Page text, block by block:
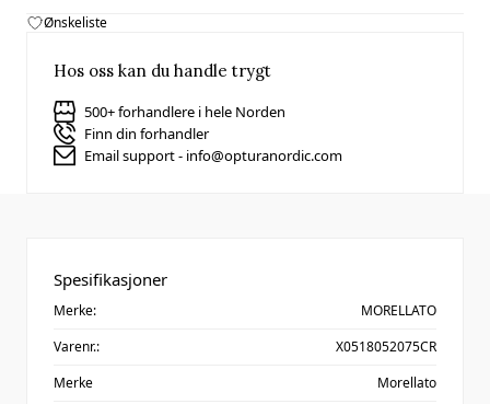
Ønskeliste
Hos oss kan du handle trygt
500+ forhandlere i hele Norden
Finn din forhandler
Email support - info@opturanordic.com
Spesifikasjoner
Merke:
MORELLATO
Varenr.:
X0518052075CR
Merke
Morellato